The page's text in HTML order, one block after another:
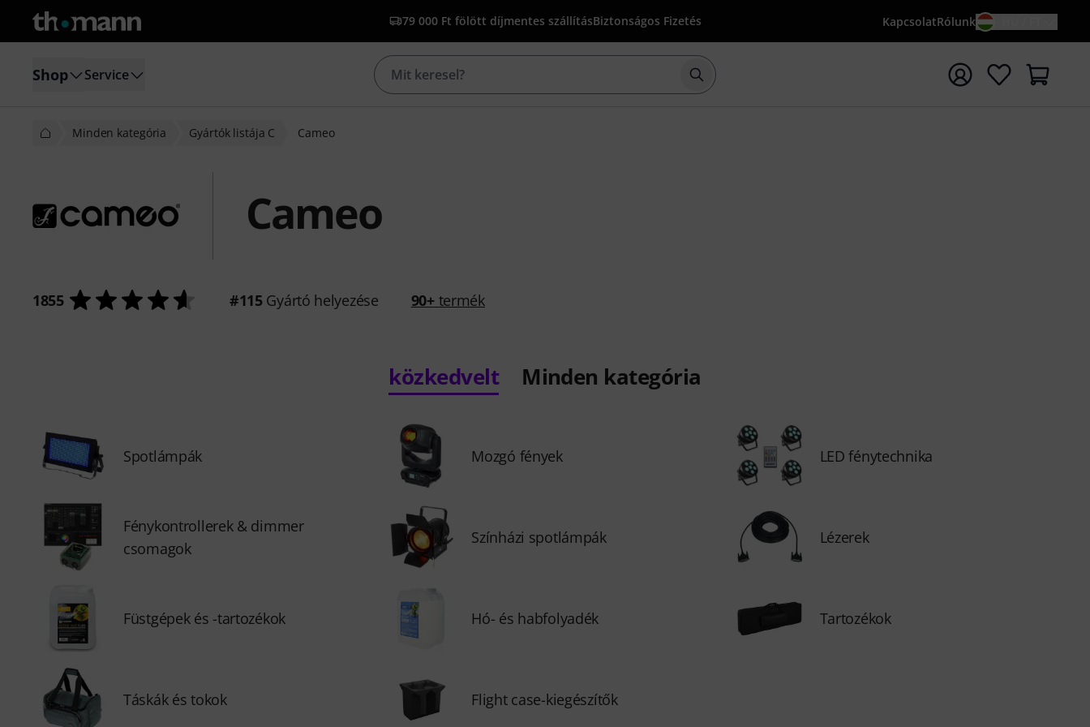
79 000 Ft fölött díjmentes szállításBiztonságos Fizetés KapcsolatRólunk
Shop Service Keresés indítása {searchTerm} keresőszóval
Minden kategória Gyártók listája C Cameo
Cameo
1855 #115Gyártó helyezése 90+termék
közkedvelt Minden kategória
Spotlámpák Mozgó fények LED fénytechnika
Fénykontrollerek & dimmer
csomagok
Színházi spotlámpák Lézerek
Füstgépek és -tartozékok Hó- és habfolyadék Tartozékok
Táskák és tokok Flight case-kiegészítők